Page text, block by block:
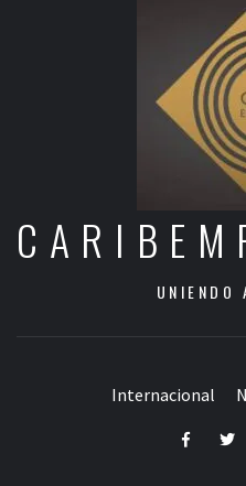
UNIENDO
Internacional
Facebook